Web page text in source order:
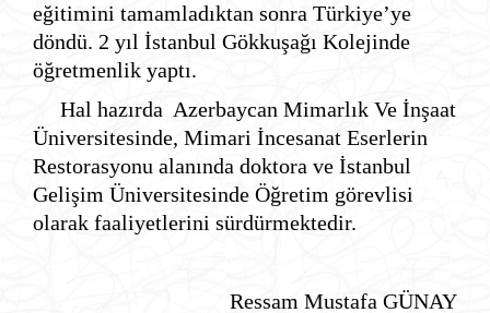
eğitimini tamamladıktan sonra Türkiye’ye
döndü. 2 yıl İstanbul Gökkuşağı Kolejinde
öğretmenlik yaptı.
Hal hazırda Azerbaycan Mimarlık Ve İnşaat
Üniversitesinde, Mimari İncesanat Eserlerin
Restorasyonu alanında doktora ve İstanbul
Gelişim Üniversitesinde Öğretim görevlisi
olarak faaliyetlerini sürdürmektedir.
Ressam Mustafa GÜNAY